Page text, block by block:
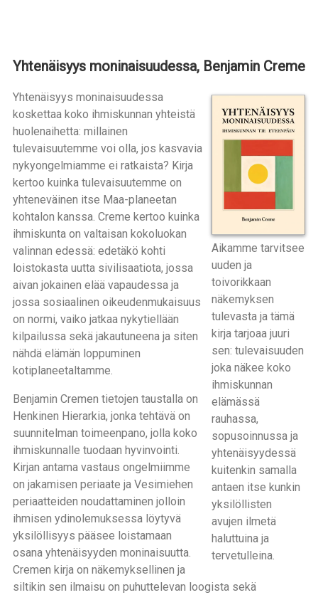
Yhtenäisyys moninaisuudessa, Benjamin Creme
Aikamme tarvitsee
uuden ja
toivorikkaan
näkemyksen
tulevasta ja tämä
kirja tarjoaa juuri
sen: tulevaisuuden
joka näkee koko
ihmiskunnan
elämässä
rauhassa,
sopusoinnussa ja
yhtenäisyydessä
kuitenkin samalla
antaen itse kunkin
yksilöllisten
avujen ilmetä
haluttuina ja
tervetulleina.
Yhtenäisyys moninaisuudessa
koskettaa koko ihmiskunnan yhteistä
huolenaihetta: millainen
tulevaisuutemme voi olla, jos kasvavia
nykyongelmiamme ei ratkaista? Kirja
kertoo kuinka tulevaisuutemme on
yhteneväinen itse Maa-planeetan
kohtalon kanssa. Creme kertoo kuinka
ihmiskunta on valtaisan kokoluokan
valinnan edessä: edetäkö kohti
loistokasta uutta sivilisaatiota, jossa
aivan jokainen elää vapaudessa ja
jossa sosiaalinen oikeudenmukaisuus
on normi, vaiko jatkaa nykytiellään
kilpailussa sekä jakautuneena ja siten
nähdä elämän loppuminen
kotiplaneetaltamme.
Benjamin Cremen tietojen taustalla on
Henkinen Hierarkia, jonka tehtävä on
suunnitelman toimeenpano, jolla koko
ihmiskunnalle tuodaan hyvinvointi.
Kirjan antama vastaus ongelmiimme
on jakamisen periaate ja Vesimiehen
periaatteiden noudattaminen jolloin
ihmisen ydinolemuksessa löytyvä
yksilöllisyys pääsee loistamaan
osana yhtenäisyyden moninaisuutta.
Cremen kirja on näkemyksellinen ja
siltikin sen ilmaisu on puhuttelevan loogista sekä